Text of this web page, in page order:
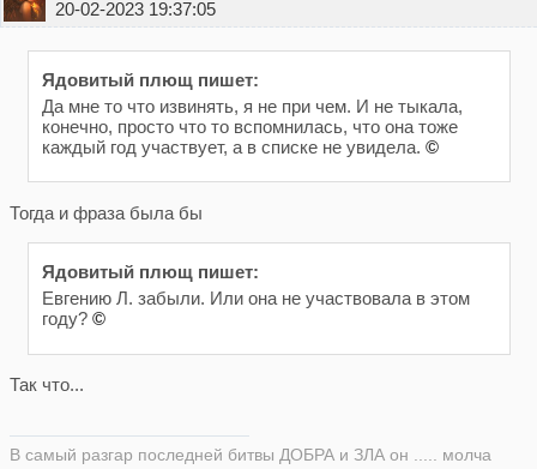
20-02-2023 19:37:05
Ядовитый плющ пишет:
Да мне то что извинять, я не при чем. И не тыкала,
конечно, просто что то вспомнилась, что она тоже
каждый год участвует, а в списке не увидела. ©
Тогда и фраза была бы
Ядовитый плющ пишет:
Евгению Л. забыли. Или она не участвовала в этом
году? ©
Так что...
В самый разгар последней битвы ДОБРА и ЗЛА он ..... молча